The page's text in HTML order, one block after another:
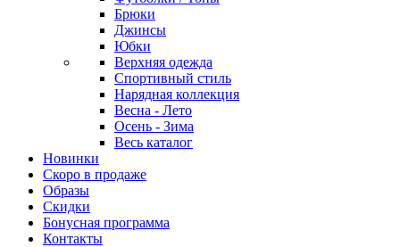
Брюки
Джинсы
Юбки
Верхняя одежда
Спортивный стиль
Нарядная коллекция
Весна - Лето
Осень - Зима
Весь каталог
Новинки
Скоро в продаже
Образы
Скидки
Бонусная программа
Контакты